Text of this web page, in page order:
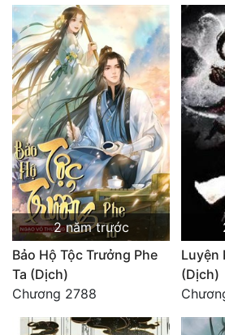
2 năm trước
Bảo Hộ Tộc Trưởng Phe
Ta (Dịch)
Chương 2788
Luyện
(Dịch)